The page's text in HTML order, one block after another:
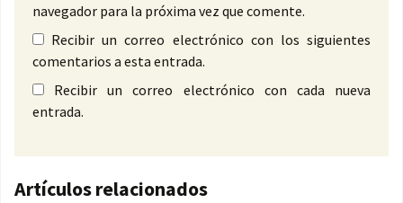
navegador para la próxima vez que comente.
Recibir un correo electrónico con los siguientes
comentarios a esta entrada.
Recibir un correo electrónico con cada nueva
entrada.
Artículos relacionados